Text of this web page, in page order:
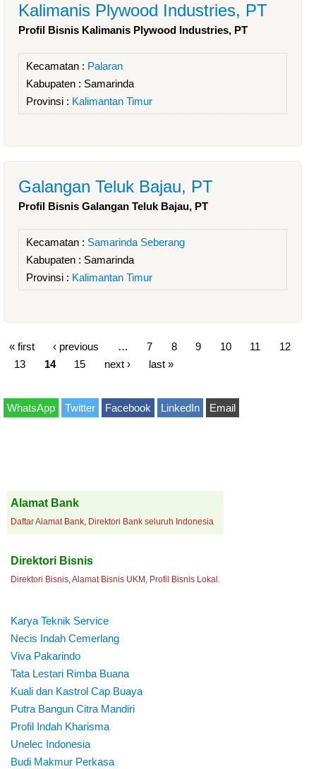
Kalimanis Plywood Industries, PT
Profil Bisnis Kalimanis Plywood Industries, PT
Kecamatan : Palaran
Kabupaten : Samarinda
Provinsi : Kalimantan Timur
Galangan Teluk Bajau, PT
Profil Bisnis Galangan Teluk Bajau, PT
Kecamatan : Samarinda Seberang
Kabupaten : Samarinda
Provinsi : Kalimantan Timur
« first ‹ previous 7 8 9 10 11
12
13
14 15 next › last »
WhatsApp Twitter Facebook LinkedIn Email
Alamat Bank
Daftar Alamat Bank, Direktori Bank seluruh Indonesia
Direktori Bisnis
Direktori Bisnis, Alamat Bisnis UKM, Profil Bisnis Lokal.
Karya Teknik Service
Necis Indah Cemerlang
Viva Pakarindo
Tata Lestari Rimba Buana
Kuali dan Kastrol Cap Buaya
Putra Bangun Citra Mandiri
Profil Indah Kharisma
Unelec Indonesia
Budi Makmur Perkasa